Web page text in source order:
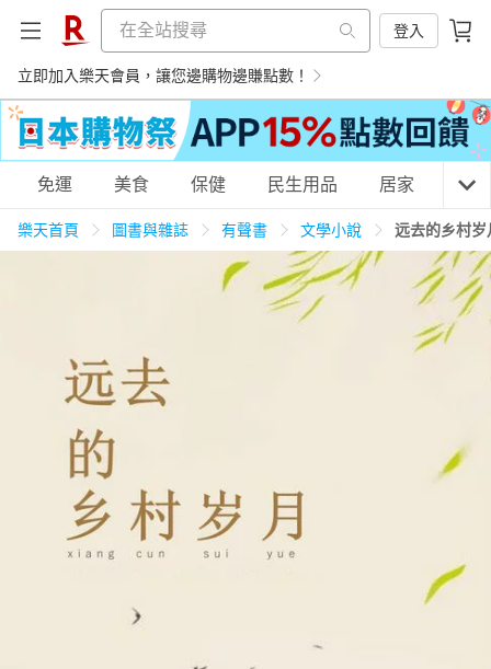
登入
立即加入樂天會員，讓您邊購物邊賺點數！
購物網分類
養生保健 民生用品
居家生活 3C家電
女裝 情趣用品
免運 美食 保健 民生用品 居家 3C
樂天首頁 圖書與雜誌 有聲書 文學小說 远去的乡村